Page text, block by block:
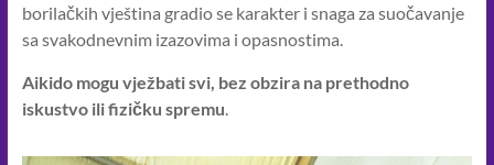
borilačkih vještina gradio se karakter i snaga za suočavanje
sa svakodnevnim izazovima i opasnostima.
Aikido mogu vježbati svi, bez obzira na prethodno
iskustvo ili fizičku spremu